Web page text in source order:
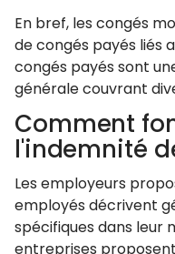
En bref, les congés
de congés payés liés
congés payés sont
générale couvrant
Comment
l'indemnité
Les employeurs
employés décrivent
spécifiques dans leur
entreprises